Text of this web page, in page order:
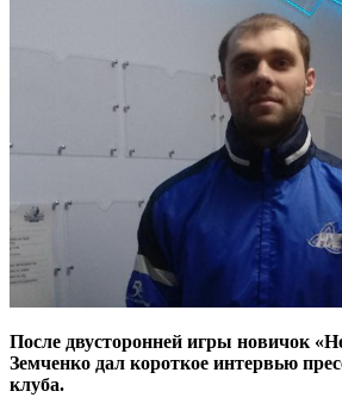
После двусторонней игры новичок
Земченко дал короткое интервью
клуба.